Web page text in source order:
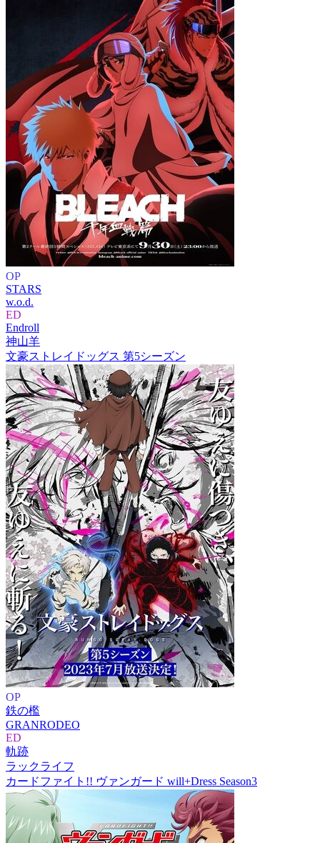
OP
STARS
w.o.d.
ED
Endroll
神山羊
文豪ストレイドッグス 第5シーズン
OP
鉄の檻
GRANRODEO
ED
軌跡
ラックライフ
カードファイト!! ヴァンガード will+Dress Season3